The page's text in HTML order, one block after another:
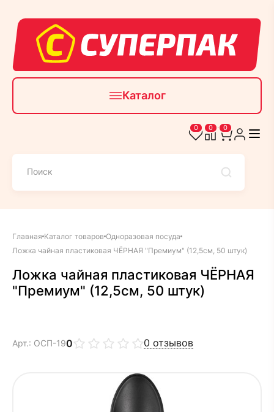
Каталог
0 0 0
Главная Каталог товаров Одноразовая посуда
Ложка чайная пластиковая ЧЁРНАЯ "Премиум" (12,5см, 50 штук)
Ложка чайная пластиковая ЧЁРНАЯ
"Премиум" (12,5см, 50 штук)
Арт.: ОСП-190 0 отзывов